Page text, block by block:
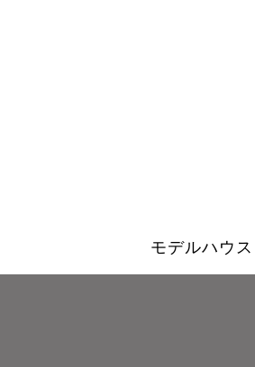
モデルハウス